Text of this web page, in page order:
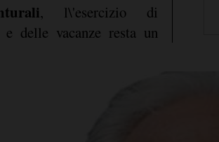
, l\'esercizio di
delle vacanze resta un